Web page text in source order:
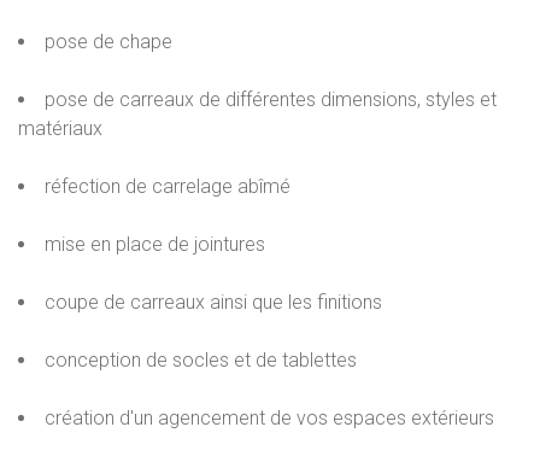
pose de chape
pose de carreaux de différentes dimensions, styles et
matériaux
réfection de carrelage abîmé
mise en place de jointures
coupe de carreaux ainsi que les finitions
conception de socles et de tablettes
création d'un agencement de vos espaces extérieurs